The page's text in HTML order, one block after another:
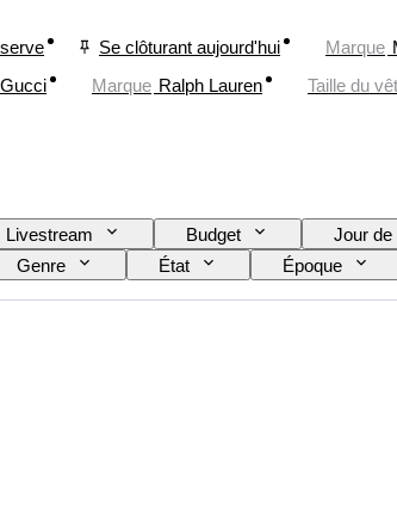
Se clôturant aujourd'hui Marque
Gucci Marque Ralph Lauren Taille du
Livestream Budget Jour de
Genre État Époque
Motif Taille du col de chemise